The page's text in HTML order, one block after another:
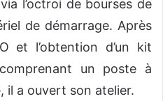
l’octroi de bourses de
de démarrage. Après
et l’obtention d’un kit
un poste à
il a ouvert son atelier.